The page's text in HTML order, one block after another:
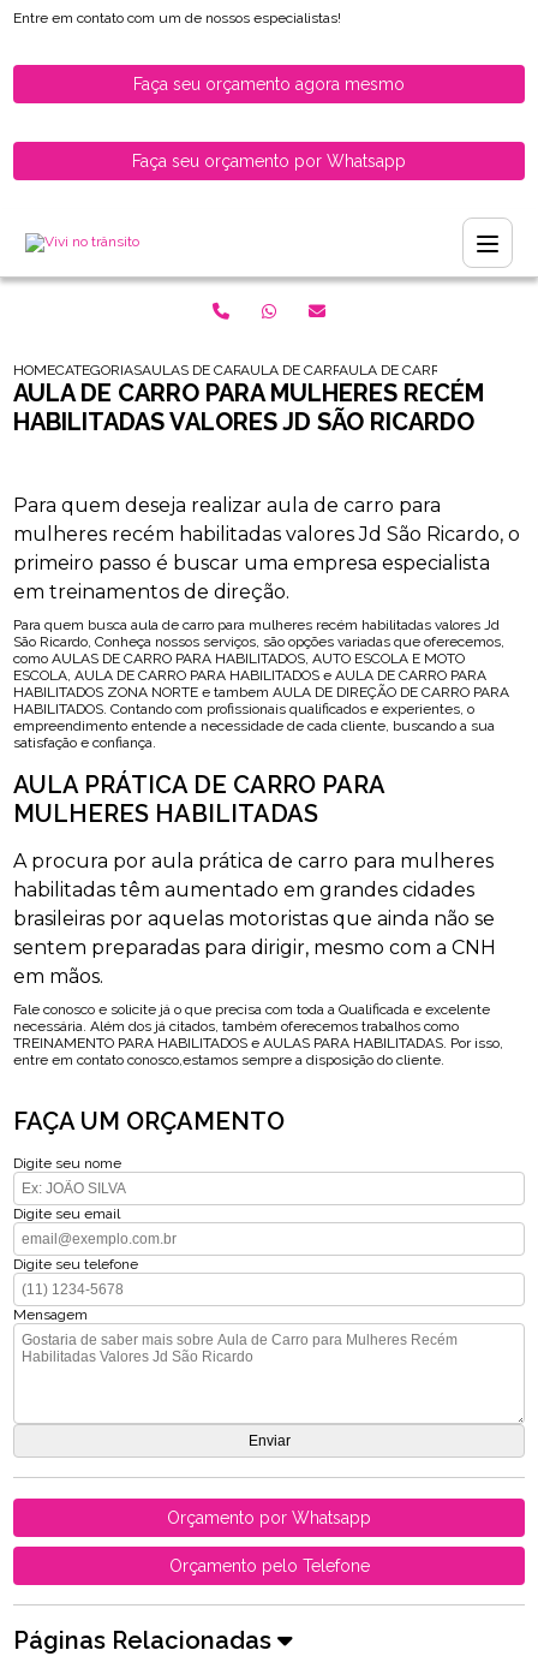
Entre em contato com um de nossos especialistas!
Faça seu orçamento agora mesmo
Faça seu orçamento por Whatsapp
HOMECATEGORIASAULAS DE CARRO PARA HABILITADOS
AULA DE CARRO PARA MOTORISTAS
AULA DE CARRO PARA
AULA DE CARRO PARA MULHERES RECÉM
HABILITADAS VALORES JD SÃO RICARDO
Para quem deseja realizar aula de carro para
mulheres recém habilitadas valores Jd São Ricardo, o
primeiro passo é buscar uma empresa especialista
em treinamentos de direção.
Para quem busca aula de carro para mulheres recém habilitadas valores Jd
São Ricardo, Conheça nossos serviços, são opções variadas que oferecemos,
como AULAS DE CARRO PARA HABILITADOS, AUTO ESCOLA E MOTO
ESCOLA, AULA DE CARRO PARA HABILITADOS e AULA DE CARRO PARA
HABILITADOS ZONA NORTE e tambem AULA DE DIREÇÃO DE CARRO PARA
HABILITADOS. Contando com profissionais qualificados e experientes, o
empreendimento entende a necessidade de cada cliente, buscando a sua
satisfação e confiança.
AULA PRÁTICA DE CARRO PARA
MULHERES HABILITADAS
A procura por aula prática de carro para mulheres
habilitadas têm aumentado em grandes cidades
brasileiras por aquelas motoristas que ainda não se
sentem preparadas para dirigir, mesmo com a CNH
em mãos.
Fale conosco e solicite já o que precisa com toda a Qualificada e excelente
necessária. Além dos já citados, também oferecemos trabalhos como
TREINAMENTO PARA HABILITADOS e AULAS PARA HABILITADAS. Por isso,
entre em contato conosco,estamos sempre a disposição do cliente.
FAÇA UM ORÇAMENTO
Digite seu nome
Digite seu email
Digite seu telefone
Mensagem
Orçamento por Whatsapp
Orçamento pelo Telefone
Páginas Relacionadas